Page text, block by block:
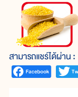
สามารถแชร์ได้ผ่าน :